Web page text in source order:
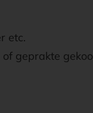
еtс.
geprakte